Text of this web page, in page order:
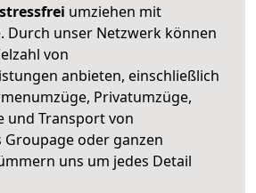
umziehen mit
Durch unser Netzwerk können
von
anbieten, einschließlich
Privatumzüge,
und Transport von
Groupage oder ganzen
uns um jedes Detail